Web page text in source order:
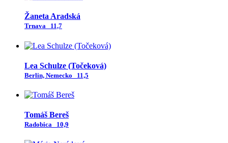
Žaneta Aradská
Trnava 11,7
Lea Schulze (Točeková)
Berlin, Nemecko 11,5
Tomáš Bereš
Radobica 10,9